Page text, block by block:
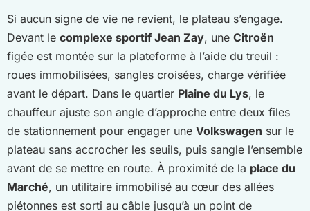
Si aucun signe de vie ne revient, le plateau s’engage.
Devant le complexe sportif Jean Zay, une Citroën
figée est montée sur la plateforme à l’aide du treuil :
roues immobilisées, sangles croisées, charge vérifiée
avant le départ. Dans le quartier Plaine du Lys, le
chauffeur ajuste son angle d’approche entre deux files
de stationnement pour engager une Volkswagen sur le
plateau sans accrocher les seuils, puis sangle l’ensemble
avant de se mettre en route. À proximité de la place du
Marché, un utilitaire immobilisé au cœur des allées
piétonnes est sorti au câble jusqu’à un point de